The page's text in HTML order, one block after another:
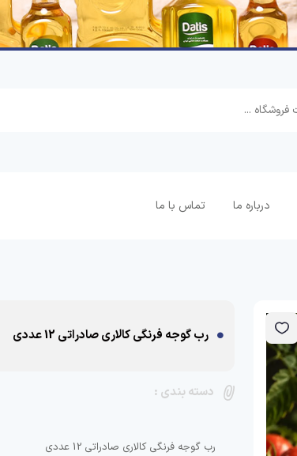
درباره ما تماس با ما
رب گوجه فرنگی کالاری صادراتی 12 عددی
دسته بندی :
رب گوجه فرنگی کالاری صادراتی 12 عددی